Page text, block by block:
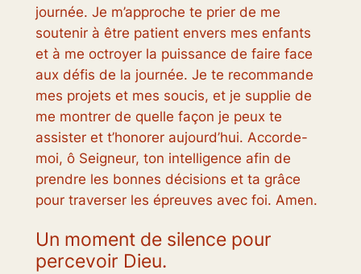
journée. Je m’approche te prier de me
soutenir à être patient envers mes enfants
et à me octroyer la puissance de faire face
aux défis de la journée. Je te recommande
mes projets et mes soucis, et je supplie de
me montrer de quelle façon je peux te
assister et t’honorer aujourd’hui. Accorde-
moi, ô Seigneur, ton intelligence afin de
prendre les bonnes décisions et ta grâce
pour traverser les épreuves avec foi. Amen.
Un moment de silence pour
percevoir Dieu.